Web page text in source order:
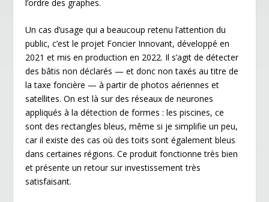
l’ordre des graphes.
Un cas d’usage qui a beaucoup retenu l’attention du
public, c’est le projet Foncier Innovant, développé en
2021 et mis en production en 2022. Il s’agit de détecter
des bâtis non déclarés — et donc non taxés au titre de
la taxe foncière — à partir de photos aériennes et
satellites. On est là sur des réseaux de neurones
appliqués à la détection de formes : les piscines, ce
sont des rectangles bleus, même si je simplifie un peu,
car il existe des cas où des toits sont également bleus
dans certaines régions. Ce produit fonctionne très bien
et présente un retour sur investissement très
satisfaisant.